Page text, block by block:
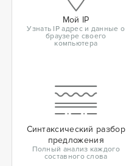
Мой IP
Узнать IP адрес и данные о
браузере своего
компьютера
Синтаксический разбор
предложения
Полный анализ каждого
составного слова